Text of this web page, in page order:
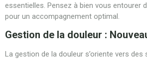
essentielles. Pensez à bien vous entourer
pour un accompagnement optimal.
Gestion de la douleur :
La gestion de la douleur s’oriente vers des